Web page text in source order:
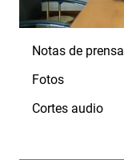
Notas de prensa
Fotos
Cortes audio